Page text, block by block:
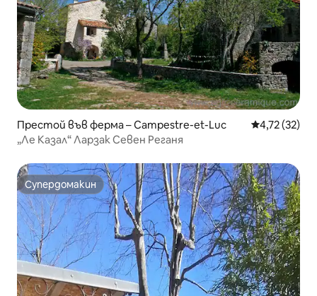
Престой във ферма – Campestre-et-Luc Средна
4,72 (32)
„Ле Казал“ Ларзак Севен Реганя
Супердомакин
Супердомакин